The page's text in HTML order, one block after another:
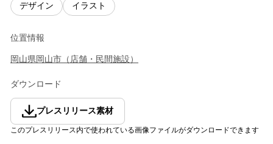
デザイン イラスト
位置情報
岡山県 岡山市 （ 店舗・民間施設 ）
ダウンロード
プレスリリース素材
このプレスリリース内で使われている画像ファイルがダウンロードできます